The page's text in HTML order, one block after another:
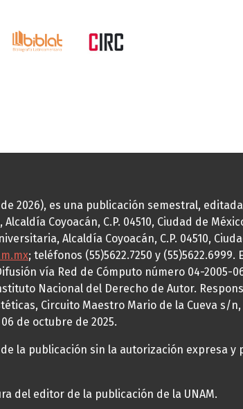
2026), es una publicación semestral,
Coyoacán, C.P. 04510, Ciudad de
Alcaldía Coyoacán, C.P. 04510,
; teléfonos (55)5622.7250 y
vía Red de Cómputo número 04-2005-
Nacional del Derecho de Autor.
Circuito Maestro Mario de la Cueva s/
de octubre de 2025.
la publicación sin la autorización expresa y
del editor de la publicación de la UNAM.